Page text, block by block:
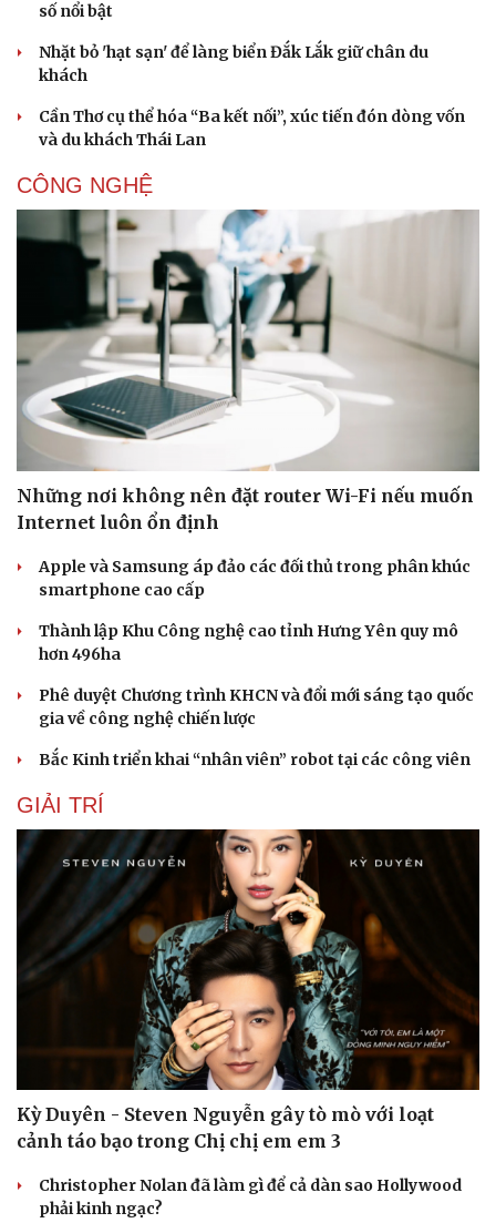
Văn hóa
Sân khấu - Điện ảnh
Âm nhạc
Di sản
Giải trí
Sao Việt
số nổi bật
Nhặt bỏ 'hạt sạn' để làng biển Đắk Lắk giữ chân du
khách
Cần Thơ cụ thể hóa “Ba kết nối”, xúc tiến đón dòng vốn
và du khách Thái Lan
CÔNG NGHỆ
Những nơi không nên đặt router Wi-Fi nếu muốn
Internet luôn ổn định
Apple và Samsung áp đảo các đối thủ trong phân khúc
smartphone cao cấp
Thành lập Khu Công nghệ cao tỉnh Hưng Yên quy mô
hơn 496ha
Phê duyệt Chương trình KHCN và đổi mới sáng tạo quốc
gia về công nghệ chiến lược
Bắc Kinh triển khai “nhân viên” robot tại các công viên
GIẢI TRÍ
Kỳ Duyên - Steven Nguyễn gây tò mò với loạt
cảnh táo bạo trong Chị chị em em 3
Christopher Nolan đã làm gì để cả dàn sao Hollywood
phải kinh ngạc?